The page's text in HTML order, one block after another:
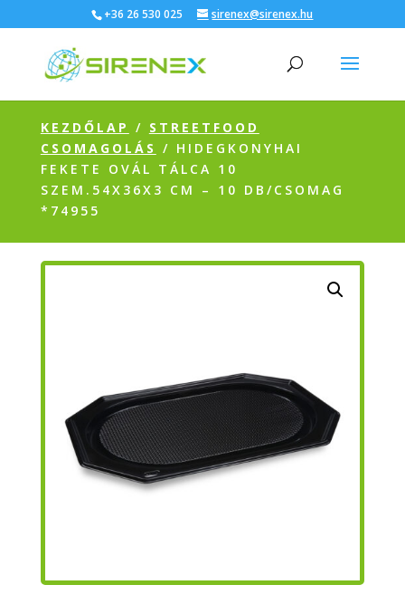
+36 26 530 025 sirenex@sirenex.hu
KEZDŐLAP / STREETFOOD
CSOMAGOLÁS / HIDEGKONYHAI
FEKETE OVÁL TÁLCA 10
SZEM.54X36X3 CM – 10 DB/CSOMAG
*74955